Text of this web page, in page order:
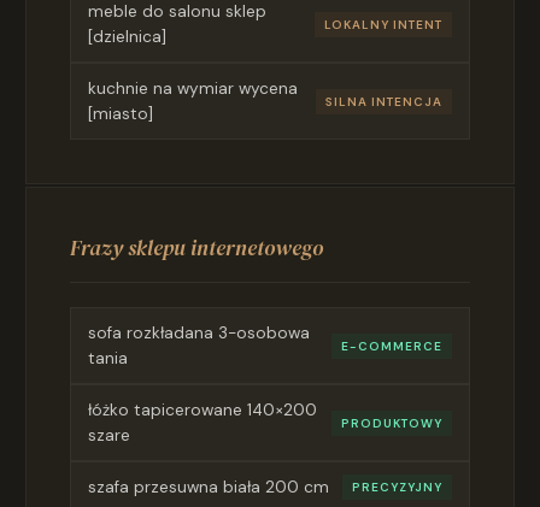
meble do salonu sklep
[dzielnica]
LOKALNY INTENT
kuchnie na wymiar wycena
[miasto]
SILNA INTENCJA
Frazy sklepu internetowego
sofa rozkładana 3-osobowa
tania
E-COMMERCE
łóżko tapicerowane 140×200
szare
PRODUKTOWY
szafa przesuwna biała 200 cm PRECYZYJNY